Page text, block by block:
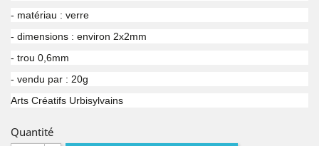
- matériau : verre
- dimensions : environ 2x2mm
- trou 0,6mm
- vendu par : 20g
Arts Créatifs Urbisylvains
Quantité